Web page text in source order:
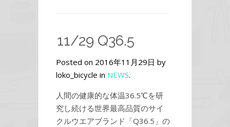
11/29 Q36.5
Posted on 2016年11月29日 by
loko_bicycle in NEWS.
人間の健康的な体温36.5℃を研
究し続ける世界最高品質のサイ
クルウエアブランド「Q36.5」の